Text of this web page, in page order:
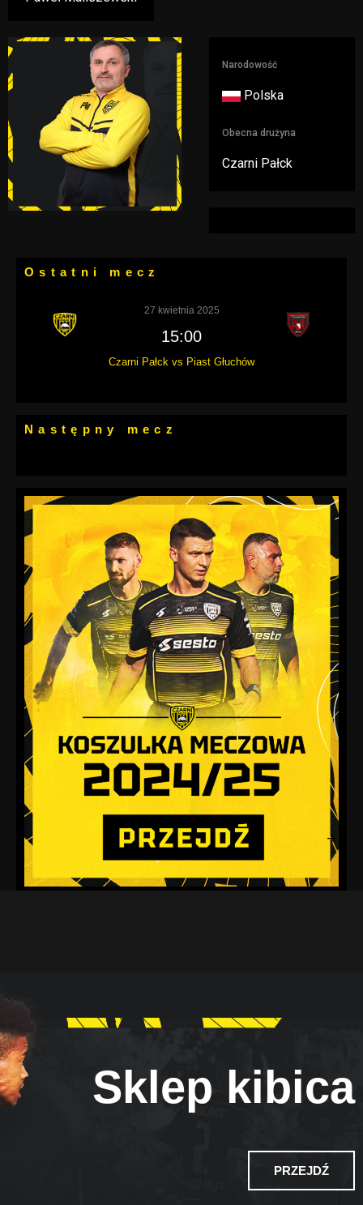
Narodowość
Polska
Obecna drużyna
Czarni Pałck
Ostatni mecz
27 kwietnia 2025
15:00
Czarni Pałck vs Piast Głuchów
Następny mecz
Sklep kibica
PRZEJDŹ